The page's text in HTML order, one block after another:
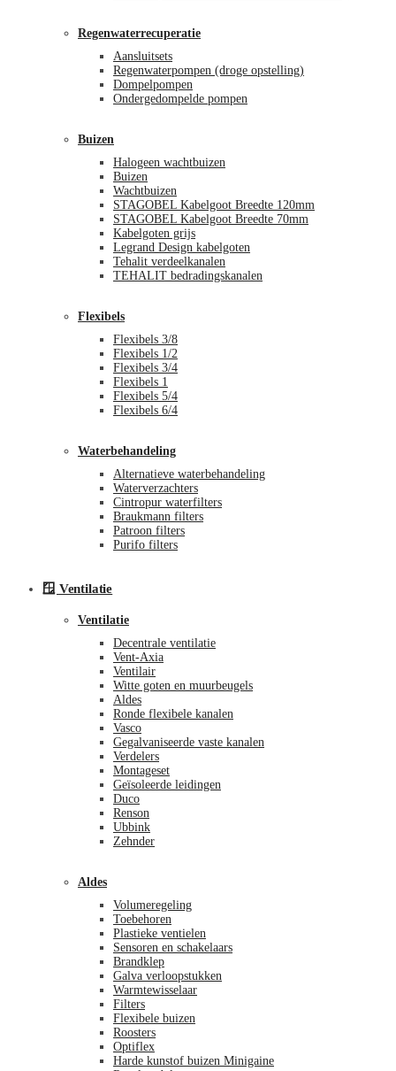
Regenwaterrecuperatie
Aansluitsets
Regenwaterpompen (droge opstelling)
Dompelpompen
Ondergedompelde pompen
Buizen
Halogeen wachtbuizen
Buizen
Wachtbuizen
STAGOBEL Kabelgoot Breedte 120mm
STAGOBEL Kabelgoot Breedte 70mm
Kabelgoten grijs
Legrand Design kabelgoten
Tehalit verdeelkanalen
TEHALIT bedradingskanalen
Flexibels
Flexibels 3/8
Flexibels 1/2
Flexibels 3/4
Flexibels 1
Flexibels 5/4
Flexibels 6/4
Waterbehandeling
Alternatieve waterbehandeling
Waterverzachters
Cintropur waterfilters
Braukmann filters
Patroon filters
Purifo filters
🪟 Ventilatie
Ventilatie
Decentrale ventilatie
Vent-Axia
Ventilair
Witte goten en muurbeugels
Aldes
Ronde flexibele kanalen
Vasco
Gegalvaniseerde vaste kanalen
Verdelers
Montageset
Geïsoleerde leidingen
Duco
Renson
Ubbink
Zehnder
Aldes
Volumeregeling
Toebehoren
Plastieke ventielen
Sensoren en schakelaars
Brandklep
Galva verloopstukken
Warmtewisselaar
Filters
Flexibele buizen
Roosters
Optiflex
Harde kunstof buizen Minigaine